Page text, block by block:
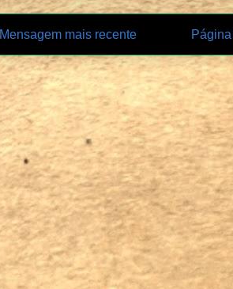
Mensagem mais recente